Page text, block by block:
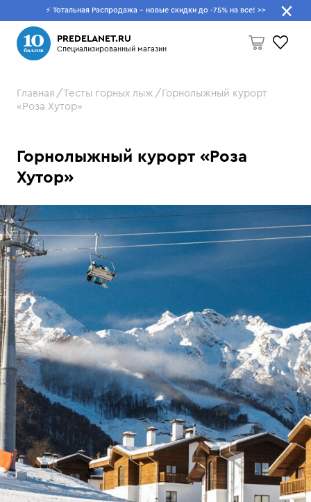
⚡ Тотальная Распродажа - новые скидки до -75% на все! >>
PREDELANET.RU
Специализированный магазин
Пусто
Что будем искать?
Главная Тесты горных лыж
Горнолыжный курорт
«Роза Хутор»
Горнолыжный курорт «Роза
Хутор»